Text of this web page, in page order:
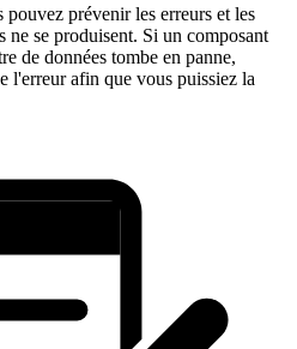
prévenir les erreurs et les
ne se produisent. Si un composant
de données tombe en panne,
l'erreur afin que vous puissiez la